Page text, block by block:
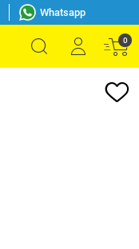
Whatsapp
0